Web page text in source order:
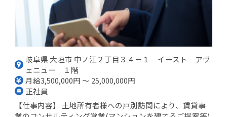
岐阜県 大垣市 中ノ江２丁目３４－１ イースト アヴ
ェニュー １階
月給3,500,000円 ～ 25,000,000円
正社員
【仕事内容】 土地所有者様への戸別訪問により、賃貸事